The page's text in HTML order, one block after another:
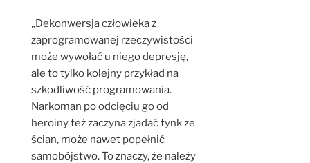
„Dekonwersja człowieka z
zaprogramowanej rzeczywistości
może wywołać u niego depresję,
ale to tylko kolejny przykład na
szkodliwość programowania.
Narkoman po odcięciu go od
heroiny też zaczyna zjadać tynk ze
ścian, może nawet popełnić
samobójstwo. To znaczy, że należy